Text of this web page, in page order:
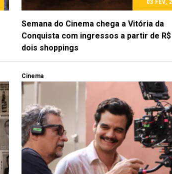
03 FEV,
Semana do Cinema chega a Vitória da
Conquista com ingressos a partir de R$
dois shoppings
Cinema